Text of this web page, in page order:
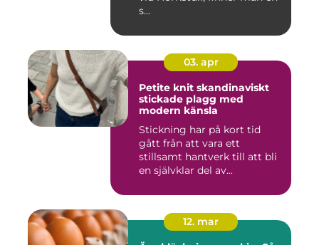
s...
03. apr
Petite knit skandinaviskt
stickade plagg med
modern känsla
Stickning har på kort tid
gått från att vara ett
stillsamt hantverk till att bli
en självklar del av...
12. mar